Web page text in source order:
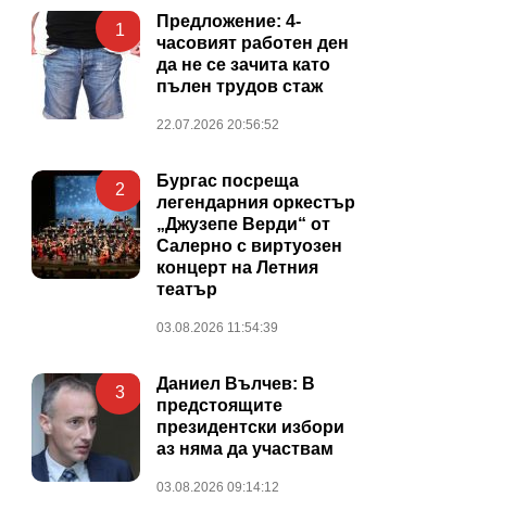
1
Предложение: 4-
часовият работен ден
да не се зачита като
пълен трудов стаж
22.07.2026 20:56:52
2
Бургас посреща
легендарния оркестър
„Джузепе Верди“ от
Салерно с виртуозен
концерт на Летния
театър
03.08.2026 11:54:39
3
Даниел Вълчев: В
предстоящите
президентски избори
аз няма да участвам
03.08.2026 09:14:12